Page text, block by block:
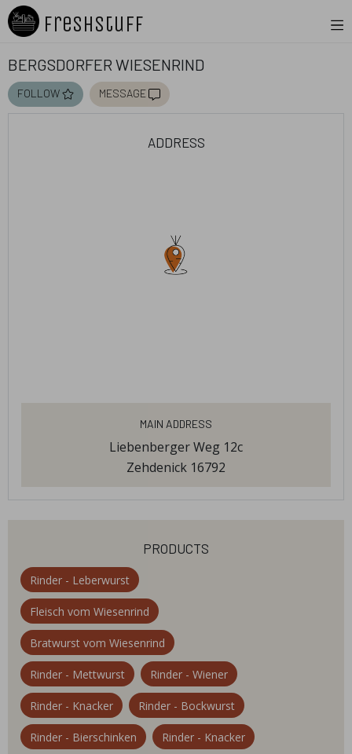
Freshstuff
Bergsdorfer Wiesenrind
follow message
address
Main Address
Liebenberger Weg 12c
Zehdenick 16792
products
Rinder - Leberwurst
Fleisch vom Wiesenrind
Bratwurst vom Wiesenrind
Rinder - Mettwurst Rinder - Wiener
Rinder - Knacker Rinder - Bockwurst
Rinder - Bierschinken Rinder - Knacker